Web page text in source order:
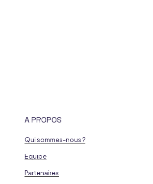
A PROPOS
Qui sommes-nous ?
Equipe
Partenaires